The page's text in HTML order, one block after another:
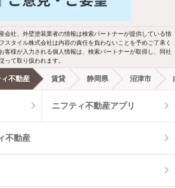
独立洗面台
都市ガス
オートロック
会社、外壁塗装業者の情報は検索パートナーが提供している情
スタイル株式会社は内容の責任を負わないことを予めご了承く
客様が入力される個人情報は、検索パートナーが取得し、同社
って取り扱われます。
不動産 賃貸 静岡県 沼津市
ニフティ不動産アプリ
不動産